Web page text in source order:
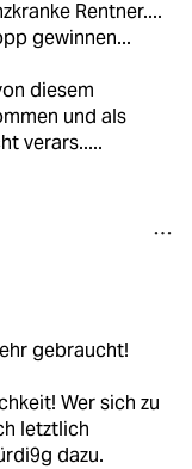
Rentner....
gewinnen...
diesem
und als
verars.....
gebraucht!
Wer sich zu
letztlich
dazu.